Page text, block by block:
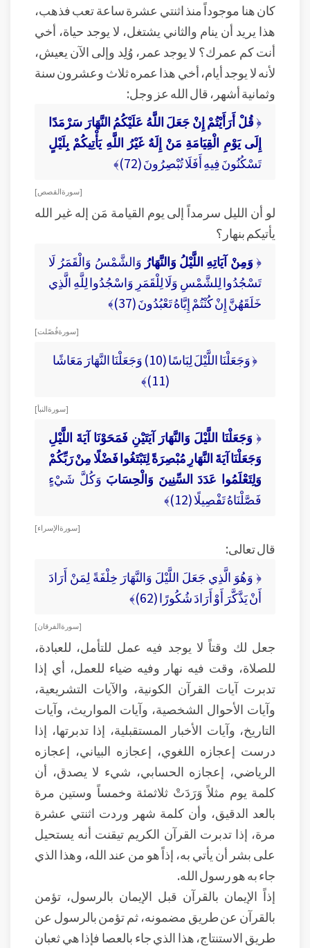
كان هنا موجوداً منذ اثنتي عشرة ساعة تعب فذهب،
هذا يريد أن ينام والثاني يشتغل، لا يوجد حياة، أخي
أنت كم عمرك؟ لا يوجد عمر، وُلِد وإلى الآن يعيش،
لأنه لا يوجد أيام، أخي هذا عمره ثلاث وعشرون سنة
وثمانية أشهر، قال الله عز وجل:
﴿قُلْ أَرَأَيْتُمْ إِنْ جَعَلَ اللَّهُ عَلَيْكُمُ النَّهَارَ سَرْمَدًا
إِلَى يَوْمِ الْقِيَامَةِ مَنْ إِلَهٌ غَيْرُ اللَّهِ يَأْتِيكُمْ بِلَيْلٍ
تَسْكُنُونَ فِيهِ أَفَلَا تُبْصِرُونَ (72)﴾
[ سورة القصص ]
لو أن الليل سرمداً إلى يوم القيامة مَن إله غير الله
يأتيكم بنهار؟
﴿وَمِنْ آيَاتِهِ اللَّيْلُ وَالنَّهَارُ وَالشَّمْسُ وَالْقَمَرُ لَا
تَسْجُدُوا لِلشَّمْسِ وَلَا لِلْقَمَرِ وَاسْجُدُوا لِلَّهِ الَّذِي
خَلَقَهُنَّ إِنْ كُنْتُمْ إِيَّاهُ تَعْبُدُونَ (37)﴾
[ سورة فُصّلت ]
﴿ وَجَعَلْنَا اللَّيْلَ لِبَاسًا (10) وَجَعَلْنَا النَّهَارَ مَعَاشًا
(11)﴾
[ سورة النبأ ]
﴿ وَجَعَلْنَا اللَّيْلَ وَالنَّهَارَ آيَتَيْنِ فَمَحَوْنَا آيَةَ اللَّيْلِ
وَجَعَلْنَا آيَةَ النَّهَارِ مُبْصِرَةً لِتَبْتَغُوا فَضْلًا مِنْ رَبِّكُمْ
وَلِتَعْلَمُوا عَدَدَ السِّنِينَ وَالْحِسَابَ وَكُلَّ شَيْءٍ
فَصَّلْنَاهُ تَفْصِيلًا (12)﴾
[ سورة الإسراء ]
قال تعالى:
﴿ وَهُوَ الَّذِي جَعَلَ اللَّيْلَ وَالنَّهَارَ خِلْفَةً لِمَنْ أَرَادَ
أَنْ يَذَّكَّرَ أَوْ أَرَادَ شُكُورًا (62)﴾
[ سورة الفرقان ]
جعل لك وقتاً لا يوجد فيه عمل للتأمل، للعبادة،
للصلاة، وقت فيه نهار وفيه ضياء للعمل، أي إذا
تدبرت آيات القرآن الكونية، والآيات التشريعية،
وآيات الأحوال الشخصية، وآيات المواريث، وآيات
التاريخ، وآيات الأخبار المستقبلية، إذا تدبرتها، إذا
درست إعجازه اللغوي، إعجازه البياني، إعجازه
الرياضي، إعجازه الحسابي، شيء لا يصدق، أن
كلمة يوم مثلاً وَرَدَتْ ثلاثمئة وخمساً وستين مرة
بالعد الدقيق، وأن كلمة شهر وردت اثنتي عشرة
مرة، إذا تدبرت القرآن الكريم تيقنت أنه يستحيل
على بشر أن يأتي به، إذاً هو من عند الله، وهذا الذي
جاء به هو رسول الله.
إذاً الإيمان بالقرآن قبل الإيمان بالرسول، تؤمن
بالقرآن عن طريق مضمونه، ثم تؤمن بالرسول عن
طريق الاستنتاج، هذا الذي جاء بالعصا فإذا هي ثعبان